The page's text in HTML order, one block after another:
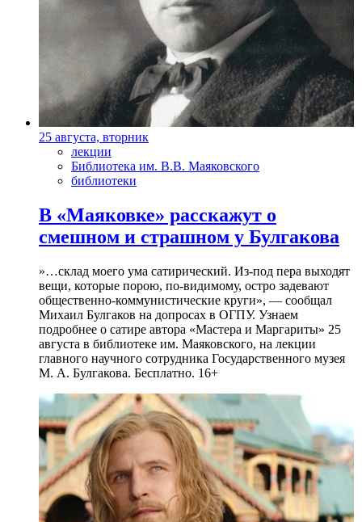
25 августа, вторник
лекции
Библиотека им. В.В. Маяковского
библиотеки
В «Маяковке» расскажут о
смешном и страшном у Булгакова
»…склад моего ума сатирический. Из-под пера выходят
вещи, которые порою, по-видимому, остро задевают
общественно-коммунистические круги», — сообщал
Михаил Булгаков на допросах в ОГПУ. Узнаем
подробнее о сатире автора «Мастера и Маргариты» 25
августа в библиотеке им. Маяковского, на лекции
главного научного сотрудника Государственного музея
М. А. Булгакова. Бесплатно. 16+